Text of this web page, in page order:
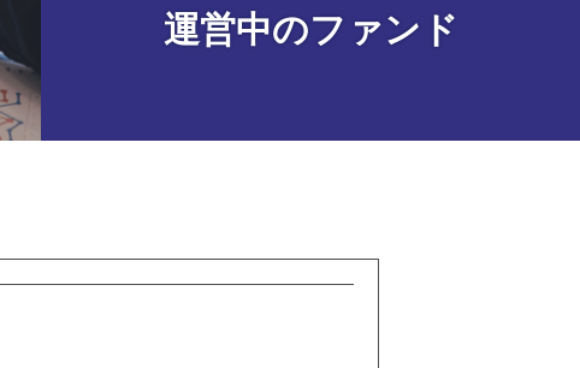
運営中のファンド